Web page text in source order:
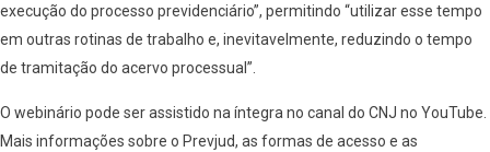
execução do processo previdenciário”, permitindo “utilizar esse tempo
em outras rotinas de trabalho e, inevitavelmente, reduzindo o tempo
de tramitação do acervo processual”.
O webinário pode ser assistido na íntegra no canal do CNJ no YouTube.
Mais informações sobre o Prevjud, as formas de acesso e as